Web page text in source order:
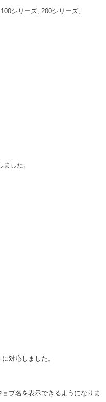
シリーズ, 200シリーズ,
した。
対応しました。
ブ名を表示できるようになりま